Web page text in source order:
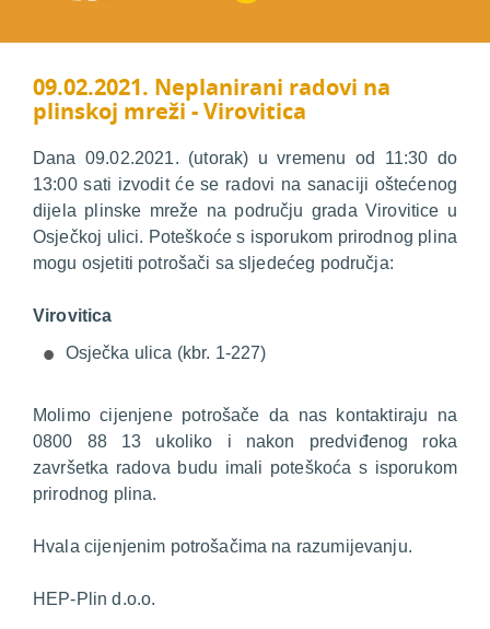
09.02.2021. Neplanirani radovi na
plinskoj mreži - Virovitica
Dana 09.02.2021. (utorak) u vremenu od 11:30 do
13:00 sati izvodit će se radovi na sanaciji oštećenog
dijela plinske mreže na području grada Virovitice u
Osječkoj ulici. Poteškoće s isporukom prirodnog plina
mogu osjetiti potrošači sa sljedećeg područja:
Virovitica
Osječka ulica (kbr. 1-227)
Molimo cijenjene potrošače da nas kontaktiraju na
0800 88 13 ukoliko i nakon predviđenog roka
završetka radova budu imali poteškoća s isporukom
prirodnog plina.
Hvala cijenjenim potrošačima na razumijevanju.
HEP-Plin d.o.o.